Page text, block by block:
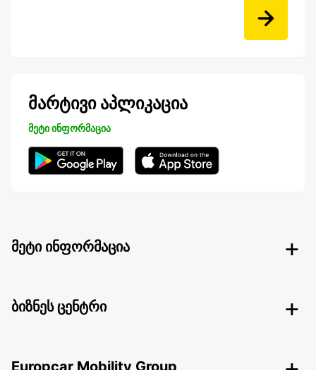
მარტივი აპლიკაცია
მეტი ინფორმაცია
მეტი ინფორმაცია
ბიზნეს ცენტრი